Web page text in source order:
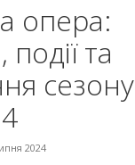
опера:
та
сезону
2024